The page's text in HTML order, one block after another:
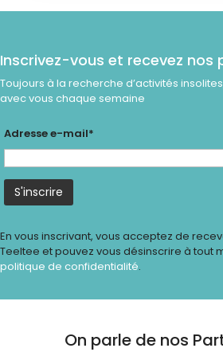
Inscrivez-vous et recevez nos
Toujours à la recherche d’activités
avec vous chaque semaine
Adresse e-mail*
En vous inscrivant, vous acceptez de
Teeltee et pouvez vous désinscrire à tout
politique de confidentialité.
On parle de nos